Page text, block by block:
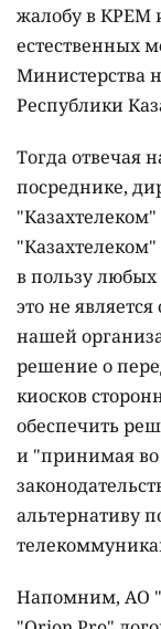
жалобу в КРЕМ
естественных
Министерства
Республики
Тогда отвечая
посреднике,
в пользу любых
это не
нашей
решение о
киосков
обеспечить
и "принимая
альтернативу
Напомним, АО